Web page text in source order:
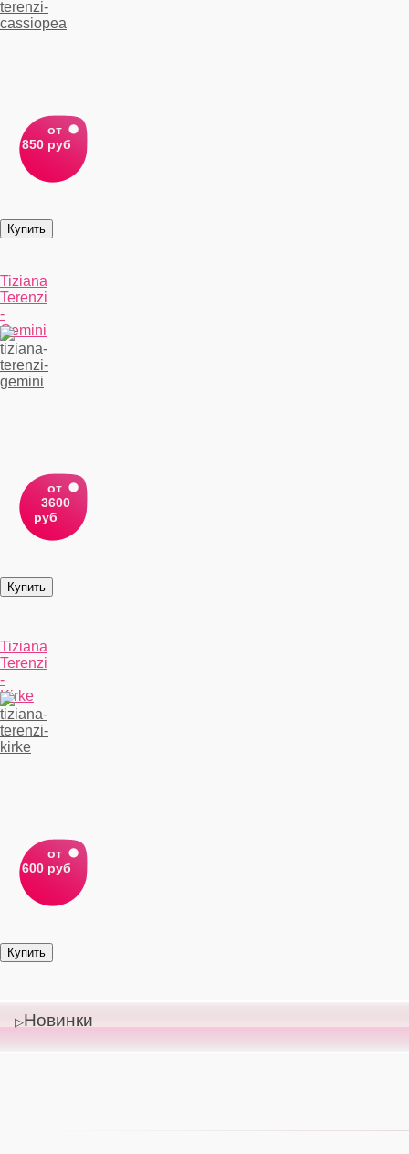
от
850 руб
Tiziana
Terenzi
-
Gemini
от
3600
руб
Tiziana
Terenzi
-
Kirke
от
600 руб
Новинки